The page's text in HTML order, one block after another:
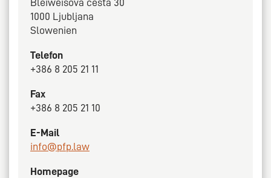
Bleiweisova cesta 30
1000 Ljubljana
Slowenien
Telefon
+386 8 205 21 11
Fax
+386 8 205 21 10
E-Mail
info@pfp.law
Homepage